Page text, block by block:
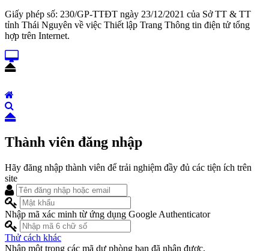
Giấy phép số: 230/GP-TTĐT ngày 23/12/2021 của Sở TT & TT
tỉnh Thái Nguyên về việc Thiết lập Trang Thông tin điện tử tổng
hợp trên Internet.
Thành viên đăng nhập
Hãy đăng nhập thành viên để trải nghiệm đầy đủ các tiện ích trên
site
Nhập mã xác minh từ ứng dụng Google Authenticator
Thử cách khác
Nhập một trong các mã dự phòng bạn đã nhận được.